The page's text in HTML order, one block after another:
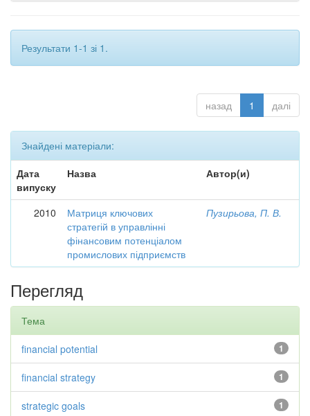
Результати 1-1 зі 1.
назад 1 далі
Знайдені матеріали:
Дата
випуску
Назва Автор(и)
2010
Матриця ключових
стратегій в управлінні
фінансовим потенціалом
промислових підприємств
Пузирьова, П. В.
Перегляд
Тема
1
financial potential
1
financial strategy
1
strategic goals